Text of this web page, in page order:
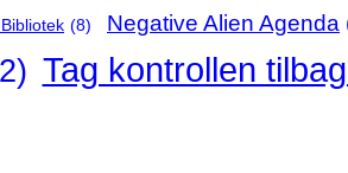
(8) Negative Alien Agenda
Tag kontrollen